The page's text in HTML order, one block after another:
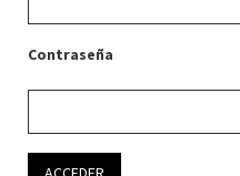
Contraseña